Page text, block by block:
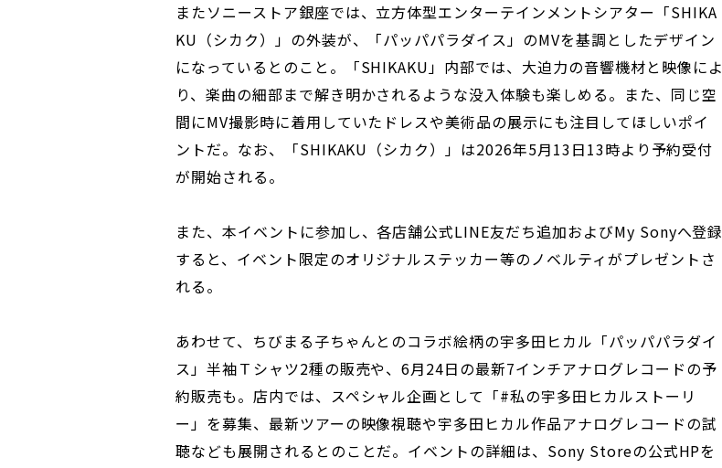
またソニーストア銀座では、立方体型エンターテインメントシアター「SHIKA
KU（シカク）」の外装が、「パッパパラダイス」のMVを基調としたデザイン
になっているとのこと。「SHIKAKU」内部では、大迫力の音響機材と映像によ
り、楽曲の細部まで解き明かされるような没入体験も楽しめる。また、同じ空
間にMV撮影時に着用していたドレスや美術品の展示にも注目してほしいポイ
ントだ。なお、「SHIKAKU（シカク）」は2026年5月13日13時より予約受付
が開始される。
また、本イベントに参加し、各店舗公式LINE友だち追加およびMy Sonyへ登録
すると、イベント限定のオリジナルステッカー等のノベルティがプレゼントさ
れる。
あわせて、ちびまる子ちゃんとのコラボ絵柄の宇多田ヒカル「パッパパラダイ
ス」半袖Ｔシャツ2種の販売や、6月24日の最新7インチアナログレコードの予
約販売も。店内では、スペシャル企画として「#私の宇多田ヒカルストーリ
ー」を募集、最新ツアーの映像視聴や宇多田ヒカル作品アナログレコードの試
聴なども展開されるとのことだ。イベントの詳細は、Sony Storeの公式HPを